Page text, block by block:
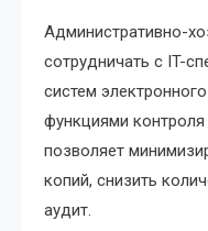
Административно-
сотрудничать с IT-
систем
функциями
позволяет
копий, снизить
аудит.